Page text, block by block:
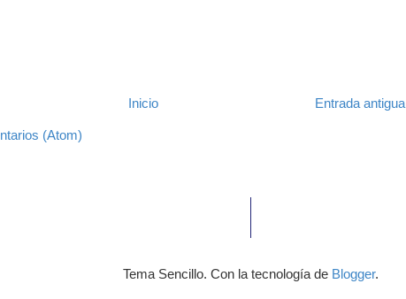
Entrada antigua
Inicio
(Atom)
Tema Sencillo. Con la tecnología de Blogger.